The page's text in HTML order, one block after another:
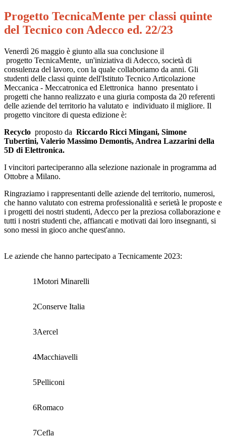
Progetto TecnicaMente per classi quinte
del Tecnico con Adecco ed. 22/23
Venerdì 26 maggio è giunto alla sua conclusione il
progetto TecnicaMente, un'iniziativa di Adecco, società di
consulenza del lavoro, con la quale collaboriamo da anni. Gli
studenti delle classi quinte dell'Istituto Tecnico Articolazione
Meccanica - Meccatronica ed Elettronica hanno presentato i
progetti che hanno realizzato e una giuria composta da 20 referenti
delle aziende del territorio ha valutato e individuato il migliore. Il
progetto vincitore di questa edizione è:
Recyclo proposto da Riccardo Ricci Mingani, Simone
Tubertini, Valerio Massimo Demontis, Andrea Lazzarini della
5D di Elettronica.
I vincitori parteciperanno alla selezione nazionale in programma ad
Ottobre a Milano.
Ringraziamo i rappresentanti delle aziende del territorio, numerosi,
che hanno valutato con estrema professionalità e serietà le proposte e
i progetti dei nostri studenti, Adecco per la preziosa collaborazione e
tutti i nostri studenti che, affiancati e motivati dai loro insegnanti, si
sono messi in gioco anche quest'anno.
Le aziende che hanno partecipato a Tecnicamente 2023:
1Motori Minarelli
2Conserve Italia
3Aercel
4Macchiavelli
5Pelliconi
6Romaco
7Cefla